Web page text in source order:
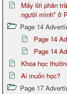
Mấy lời phân
người mình" ở
Page 14
Page 14
Page 14
Khoa học
Ai muốn học?
Page 17